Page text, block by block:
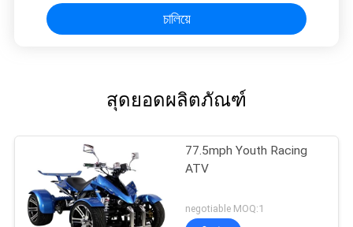
চালিয়ে
สุดยอดผลิตภัณฑ์
77.5mph Youth Racing
ATV
negotiable MOQ:1